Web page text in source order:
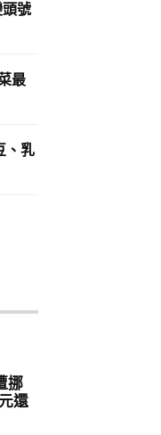
頭號
最
、乳